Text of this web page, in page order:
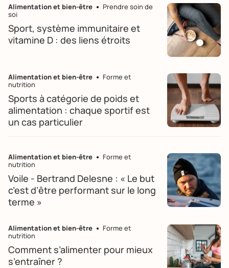
Alimentation et bien-être
Prendre soin de
soi
Sport, système immunitaire et
vitamine D : des liens étroits
Alimentation et bien-être
Forme et
nutrition
Sports à catégorie de poids et
alimentation : chaque sportif est
un cas particulier
Alimentation et bien-être
Forme et
nutrition
Voile - Bertrand Delesne : « Le but
c’est d’être performant sur le long
terme »
Alimentation et bien-être
Forme et
nutrition
Comment s’alimenter pour mieux
s’entraîner ?